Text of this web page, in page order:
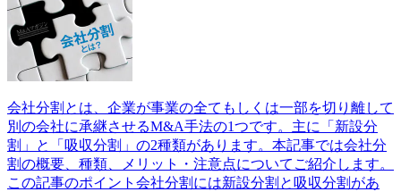
会社分割とは、企業が事業の全てもしくは一部を切り離して
別の会社に承継させるM&A手法の1つです。主に「新設分
割」と「吸収分割」の2種類があります。本記事では会社分
割の概要、種類、メリット・注意点についてご紹介します。
この記事のポイント会社分割には新設分割と吸収分割があ